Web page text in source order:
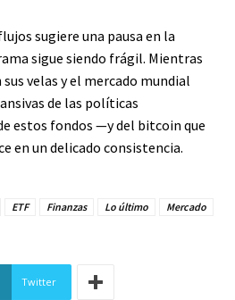
sugiere una pausa en la
sigue siendo frágil. Mientras
velas y el mercado mundial
de las políticas
estos fondos —y del bitcoin que
en un delicado consistencia.
ETF Finanzas Lo último
Mercado
Twitter